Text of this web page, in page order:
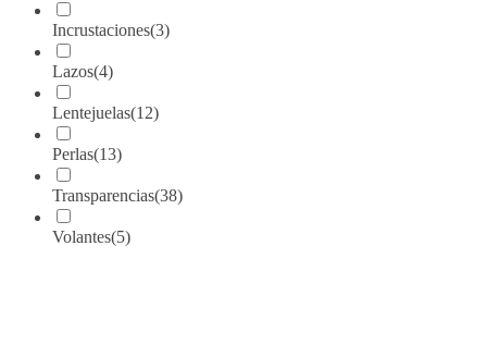
Incrustaciones(3)
Lazos(4)
Lentejuelas(12)
Perlas(13)
Transparencias(38)
Volantes(5)